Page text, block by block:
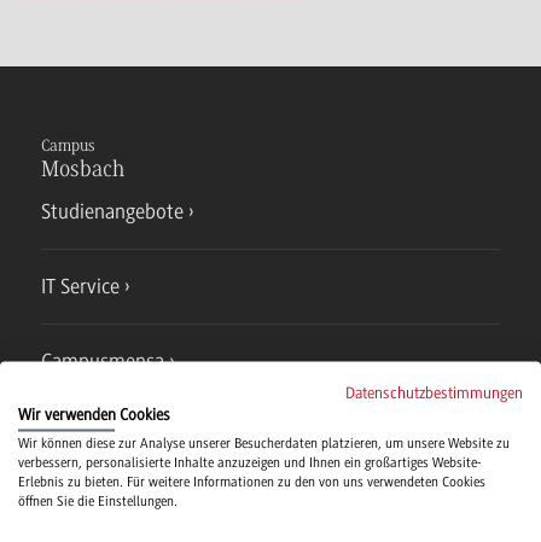
Campus
Mosbach
Studienangebote
IT Service
Campusmensa
Hochschulsport
Verwaltung
Datenschutzbestimmungen
Wir verwenden Cookies
Wir können diese zur Analyse unserer Besucherdaten platzieren, um unsere Website zu
verbessern, personalisierte Inhalte anzuzeigen und Ihnen ein großartiges Website-
Erlebnis zu bieten. Für weitere Informationen zu den von uns verwendeten Cookies
öffnen Sie die Einstellungen.